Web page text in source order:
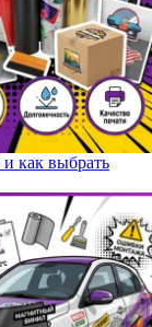
как выбрать